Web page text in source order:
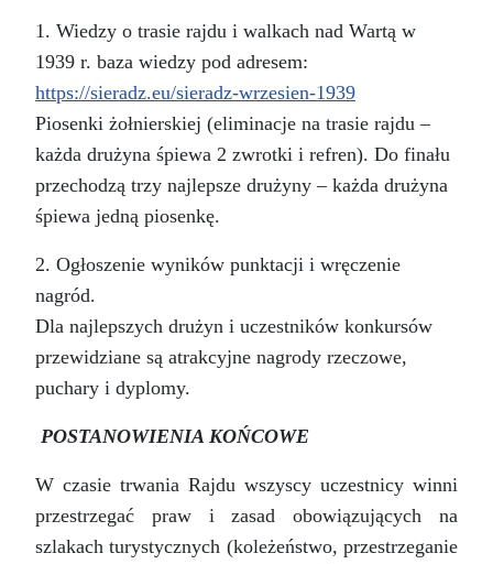
1. Wiedzy o trasie rajdu i walkach nad Wartą w
1939 r. baza wiedzy pod adresem:
https://sieradz.eu/sieradz-wrzesien-1939
Piosenki żołnierskiej (eliminacje na trasie rajdu –
każda drużyna śpiewa 2 zwrotki i refren). Do finału
przechodzą trzy najlepsze drużyny – każda drużyna
śpiewa jedną piosenkę.
2. Ogłoszenie wyników punktacji i wręczenie
nagród.
Dla najlepszych drużyn i uczestników konkursów
przewidziane są atrakcyjne nagrody rzeczowe,
puchary i dyplomy.
POSTANOWIENIA KOŃCOWE
W czasie trwania Rajdu wszyscy uczestnicy winni
przestrzegać praw i zasad obowiązujących na
szlakach turystycznych (koleżeństwo, przestrzeganie